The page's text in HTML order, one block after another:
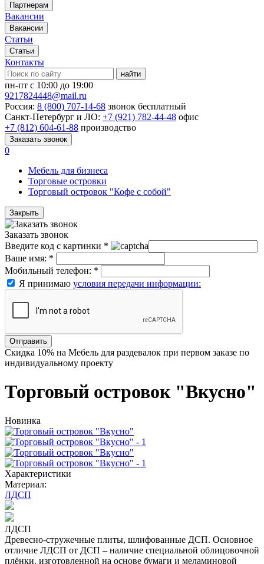
Партнерам
Вакансии
Вакансии
Статьи
Статьи
Контакты
найти
пн-пт с 10:00 до 19:00
9217824448@mail.ru
Россия: 8 (800) 707-14-68 звонок бесплатный
Санкт-Петербург и ЛО: +7 (921) 782-44-48 офис
+7 (812) 604-61-88 производство
Заказать звонок
0
Мебель для бизнеса
Торговые островки
Торговый островок "Кофе с собой"
Закрыть
Заказать звонок
Введите код с картинки *
Ваше имя: *
Мобильный телефон: *
Я принимаю условия передачи информации:
Отправить
Скидка 10% на Мебель для раздевалок при первом заказе по
индивидуальному проекту
Торговый островок "Вкусно"
Новинка
Характеристики
Материал:
ЛДСП
ЛДСП
Древесно-стружечные плиты, шлифованные ДСП. Основное
отличие ЛДСП от ДСП – наличие специальной облицовочной
плёнки, изготовленной на основе бумаги и меламиновой